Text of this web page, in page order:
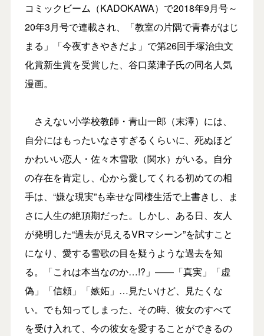
コミックビーム（KADOKAWA）で2018年9月号～
20年3月号で連載され、「教室の片隅で⻘春がはじ
まる」「今夜すきやきだよ」で第26回手塚治虫文
化賞新生賞を受賞した、谷口菜津子氏の同名人気
漫画。
さえない小学校教師・青山一郎（末澤）には、
自分にはもったいなさすぎるくらいに、死ぬほど
かわいい恋人・佐々木雪歌（関水）がいる。自分
の存在を肯定し、心から愛してくれる初めての相
手は、“嫌な現実”も幸せな同棲生活で上書きし、ま
さに人生の絶頂期だった。しかし、ある日、友人
が発明した“過去が見えるVRマシーン”を試すこと
になり、愛する雪歌の目を疑うような過去を知
る。「これは本当なのか…!?」――「真実」「虚
偽」「信頼」「嫉妬」…見たいけど、見たくな
い。でも知ってしまった、その時、彼女のすべて
を受け入れて、今の彼女を愛することができるの